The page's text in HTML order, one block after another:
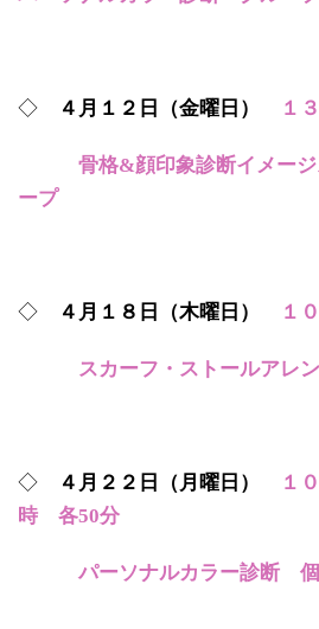
◇ ４月１２日（金曜日） １
骨格&顔印象診断イメージ
ープ
◇ ４月１８日（木曜日） １
スカーフ・ストールアレン
◇ ４月２２日（月曜日）
１
時 各50分
パーソナルカラー診断